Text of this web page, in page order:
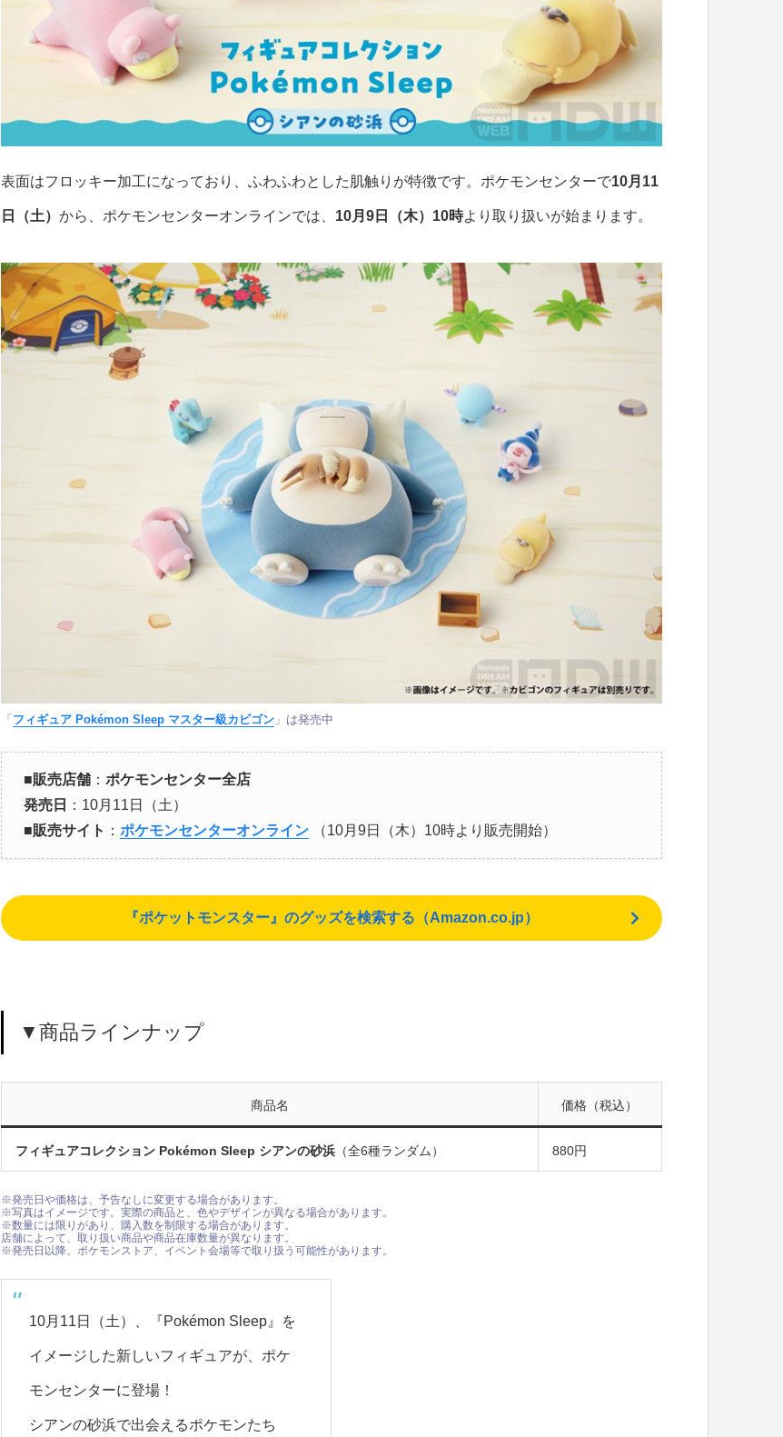
表面はフロッキー加工になっており、ふわふわとした肌触りが特徴です。ポケモンセンターで10月11
日（土） から、ポケモンセンターオンラインでは、 10月9日（木）10時より取り扱いが始まります。
「フィギュア Pokémon Sleep マスター級カビゴン」は発売中
■販売店舗： ポケモンセンター全店
発売日
：10月11日（土）
■販売サイト ： ポケモンセンターオンライン （10月9日（木）10時より販売開始）
『ポケットモンスター』のグッズを検索する（Amazon.co.jp）
▼商品ラインナップ
商品名 価格（税込）
フィギュアコレクション Pokémon Sleep シアンの砂浜（全6種ランダム） 880円
※発売日や価格は、予告なしに変更する場合があります。
※写真はイメージです。実際の商品と、色やデザインが異なる場合があります。
※数量には限りがあり、購入数を制限する場合があります。
店舗によって、取り扱い商品や商品在庫数量が異なります。
※発売日以降、ポケモンストア、イベント会場等で取り扱う可能性があります。
10月11日（土）、『Pokémon Sleep』を
イメージした新しいフィギュアが、ポケ
モンセンターに登場！
シアンの砂浜で出会えるポケモンたち